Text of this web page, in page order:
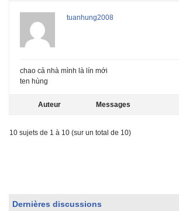
tuanhung2008
chao cả nhà mình là lín mới
ten hùng
Auteur Messages
10 sujets de 1 à 10 (sur un total de 10)
Dernières discussions